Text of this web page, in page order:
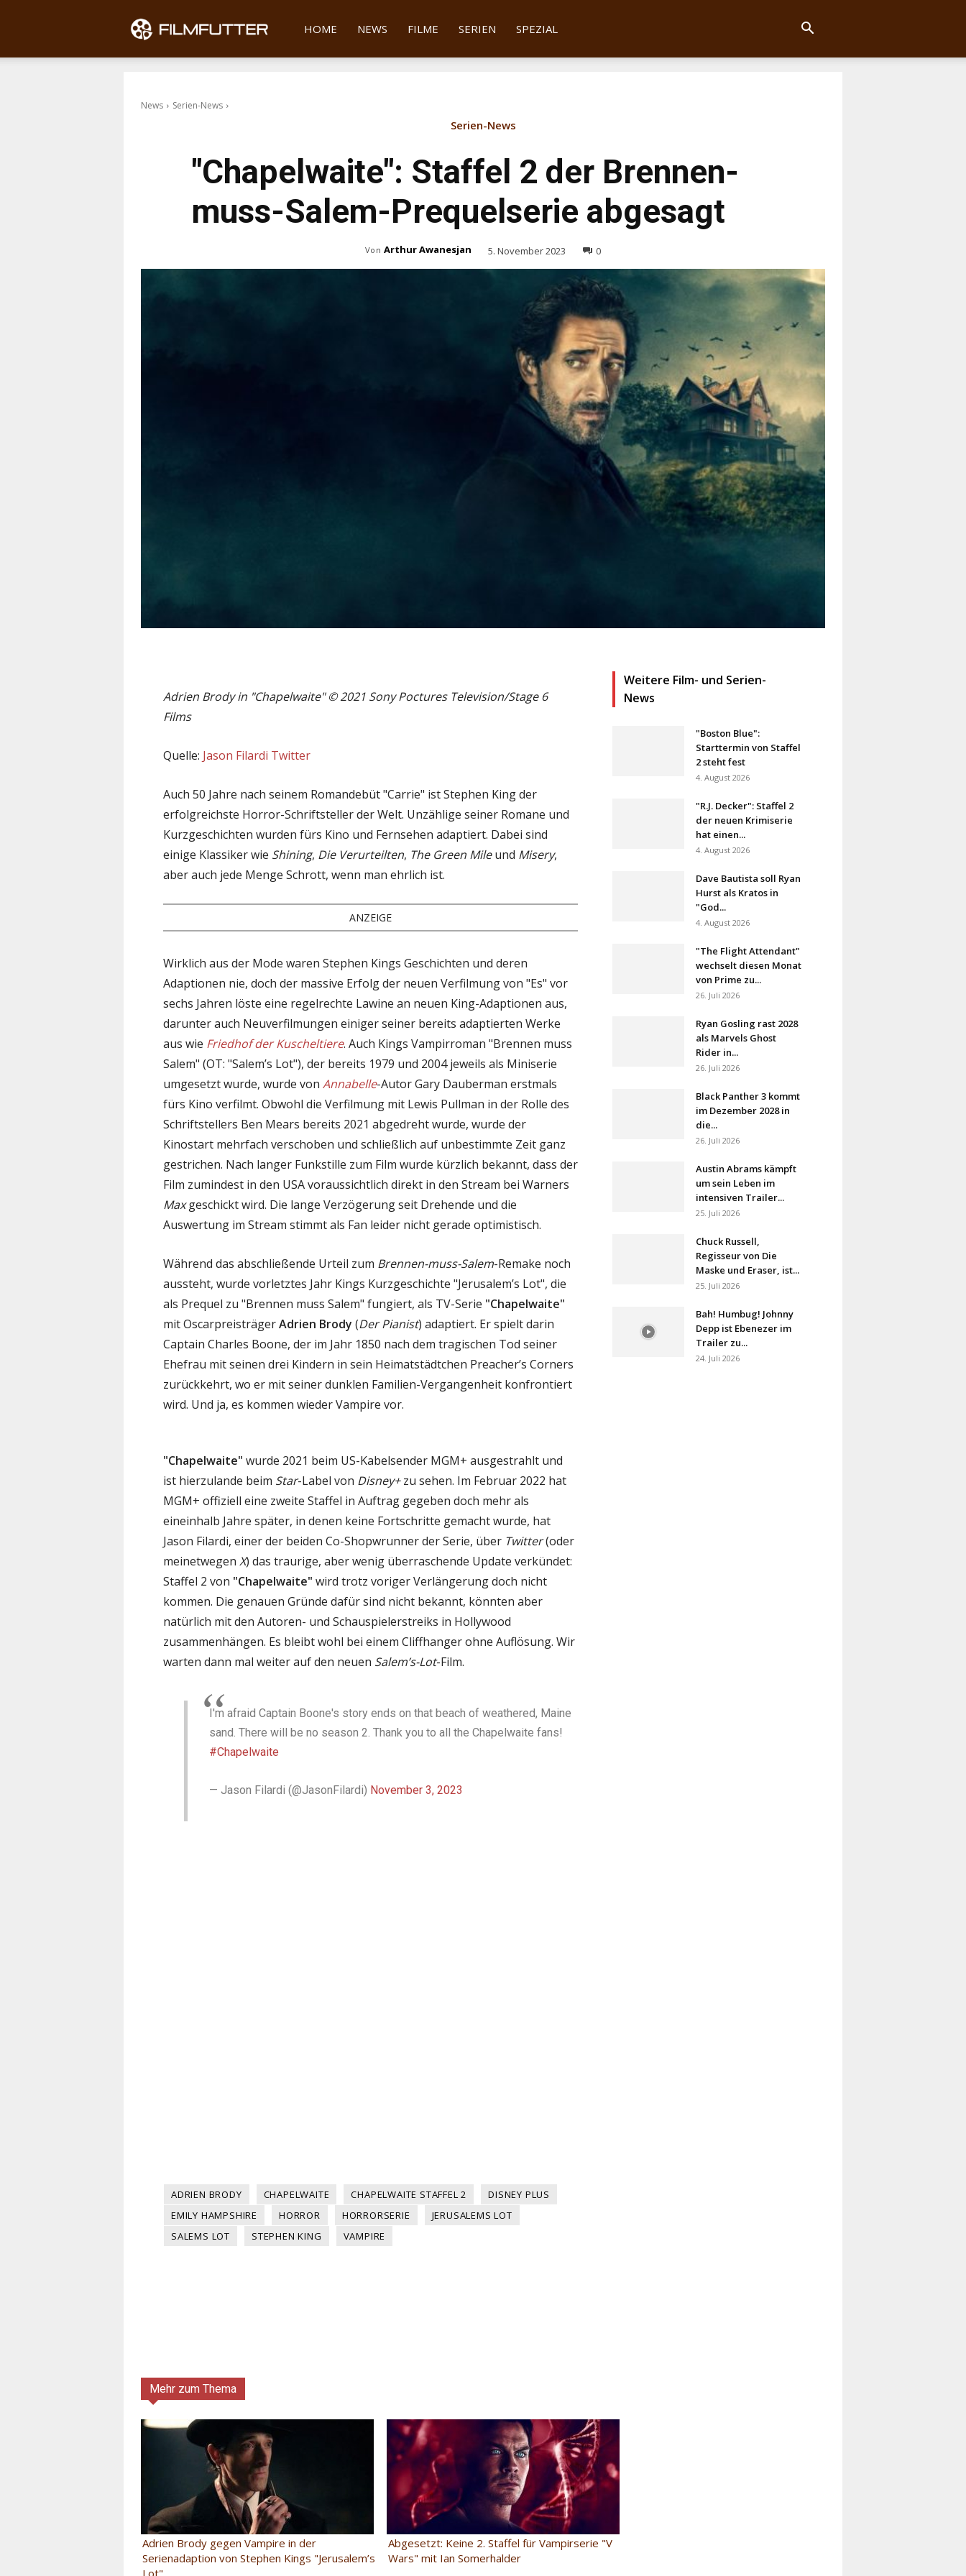
Filmfutter
HOME NEWS FILME SERIEN SPEZIAL
News Serien-News
Serien-News
"Chapelwaite": Staffel 2 der Brennen-
muss-Salem-Prequelserie abgesagt
Von Arthur Awanesjan 5. November 2023 0
Adrien Brody in "Chapelwaite" © 2021 Sony Poctures Television/Stage 6
Films
Quelle: Jason Filardi Twitter
Auch 50 Jahre nach seinem Romandebüt "Carrie" ist Stephen King der
erfolgreichste Horror-Schriftsteller der Welt. Unzählige seiner Romane und
Kurzgeschichten wurden fürs Kino und Fernsehen adaptiert. Dabei sind
einige Klassiker wie Shining, Die Verurteilten, The Green Mileund Misery,
aber auch jede Menge Schrott, wenn man ehrlich ist.
ANZEIGE
Wirklich aus der Mode waren Stephen Kings Geschichten und deren
Adaptionen nie, doch der massive Erfolg der neuen Verfilmung von "Es" vor
sechs Jahren löste eine regelrechte Lawine an neuen King-Adaptionen aus,
darunter auch Neuverfilmungen einiger seiner bereits adaptierten Werke
aus wie Friedhof der Kuscheltiere. Auch Kings Vampirroman "Brennen muss
Salem" (OT: "Salem’s Lot"), der bereits 1979 und 2004 jeweils als Miniserie
umgesetzt wurde, wurde von Annabelle-Autor Gary Dauberman erstmals
fürs Kino verfilmt. Obwohl die Verfilmung mit Lewis Pullman in der Rolle des
Schriftstellers Ben Mears bereits 2021 abgedreht wurde, wurde der
Kinostart mehrfach verschoben und schließlich auf unbestimmte Zeit ganz
gestrichen. Nach langer Funkstille zum Film wurde kürzlich bekannt, dass der
Film zumindest in den USA voraussichtlich direkt in den Stream bei Warners
Maxgeschickt wird. Die lange Verzögerung seit Drehende und die
Auswertung im Stream stimmt als Fan leider nicht gerade optimistisch.
Während das abschließende Urteil zum Brennen-muss-Salem-Remake noch
aussteht, wurde vorletztes Jahr Kings Kurzgeschichte "Jerusalem’s Lot", die
als Prequel zu "Brennen muss Salem" fungiert, als TV-Serie "Chapelwaite"
mit OscarpreisträgerAdrien Brody (Der Pianist) adaptiert. Er spielt darin
Captain Charles Boone, der im Jahr 1850 nach dem tragischen Tod seiner
Ehefrau mit seinen drei Kindern in sein Heimatstädtchen Preacher’s Corners
zurückkehrt, wo er mit seiner dunklen Familien-Vergangenheit konfrontiert
wird. Und ja, es kommen wieder Vampire vor.
"Chapelwaite" wurde 2021 beim US-Kabelsender MGM+ ausgestrahlt und
ist hierzulande beim Star-Label von Disney+zu sehen. Im Februar 2022 hat
MGM+ offiziell eine zweite Staffel in Auftrag gegeben doch mehr als
eineinhalb Jahre später, in denen keine Fortschritte gemacht wurde, hat
Jason Filardi, einer der beiden Co-Shopwrunner der Serie, über Twitter(oder
meinetwegen X) das traurige, aber wenig überraschende Update verkündet:
Staffel 2 von "Chapelwaite" wird trotz voriger Verlängerung doch nicht
kommen. Die genauen Gründe dafür sind nicht bekannt, könnten aber
natürlich mit den Autoren- und Schauspielerstreiks in Hollywood
zusammenhängen. Es bleibt wohl bei einem Cliffhanger ohne Auflösung. Wir
warten dann mal weiter auf den neuen Salem’s-Lot-Film.
I'm afraid Captain Boone's story ends on that beach of weathered, Maine
sand. There will be no season 2. Thank you to all the Chapelwaite fans!
#Chapelwaite
— Jason Filardi (@JasonFilardi) November 3, 2023
ADRIEN BRODY CHAPELWAITE CHAPELWAITE STAFFEL 2
DISNEY PLUS
EMILY HAMPSHIRE
HORROR HORRORSERIE
JERUSALEMS LOT
SALEMS LOT
STEPHEN KING VAMPIRE
Weitere Film- und Serien-
News
"Boston Blue":
Starttermin von Staffel
2 steht fest
4. August 2026
"R.J. Decker": Staffel 2
der neuen Krimiserie
hat einen...
4. August 2026
Dave Bautista soll Ryan
Hurst als Kratos in
"God...
4. August 2026
"The Flight Attendant"
wechselt diesen Monat
von Prime zu...
26. Juli 2026
Ryan Gosling rast 2028
als Marvels Ghost
Rider in...
26. Juli 2026
Black Panther 3 kommt
im Dezember 2028 in
die...
26. Juli 2026
Austin Abrams kämpft
um sein Leben im
intensiven Trailer...
25. Juli 2026
Chuck Russell,
Regisseur von Die
Maske und Eraser, ist...
25. Juli 2026
Bah! Humbug! Johnny
Depp ist Ebenezer im
Trailer zu...
24. Juli 2026
Mehr zum Thema
Adrien Brody gegen Vampire in der
Serienadaption von Stephen Kings "Jerusalem’s
Lot"
Abgesetzt: Keine 2. Staffel für Vampirserie "V
Wars" mit Ian Somerhalder